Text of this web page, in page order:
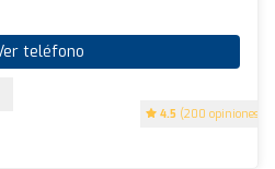
4.5 (200 opiniones)
teléfono